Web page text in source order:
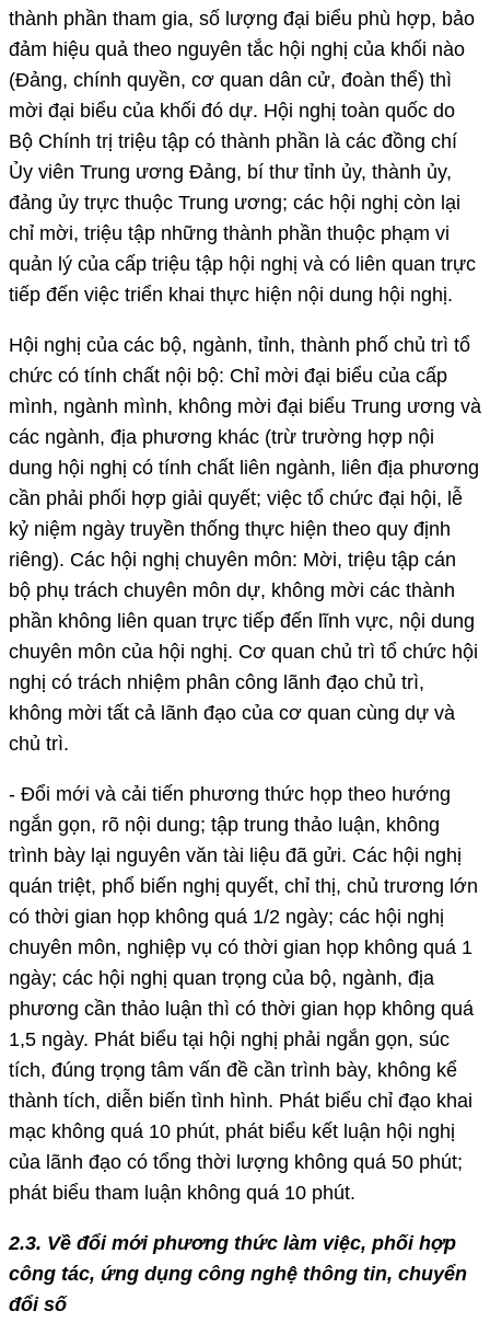
thành phần tham gia, số lượng đại biểu phù hợp, bảo
đảm hiệu quả theo nguyên tắc hội nghị của khối nào
(Đảng, chính quyền, cơ quan dân cử, đoàn thể) thì
mời đại biểu của khối đó dự. Hội nghị toàn quốc do
Bộ Chính trị triệu tập có thành phần là các đồng chí
Ủy viên Trung ương Đảng, bí thư tỉnh ủy, thành ủy,
đảng ủy trực thuộc Trung ương; các hội nghị còn lại
chỉ mời, triệu tập những thành phần thuộc phạm vi
quản lý của cấp triệu tập hội nghị và có liên quan trực
tiếp đến việc triển khai thực hiện nội dung hội nghị.
Hội nghị của các bộ, ngành, tỉnh, thành phố chủ trì tổ
chức có tính chất nội bộ: Chỉ mời đại biểu của cấp
mình, ngành mình, không mời đại biểu Trung ương và
các ngành, địa phương khác (trừ trường hợp nội
dung hội nghị có tính chất liên ngành, liên địa phương
cần phải phối hợp giải quyết; việc tổ chức đại hội, lễ
kỷ niệm ngày truyền thống thực hiện theo quy định
riêng). Các hội nghị chuyên môn: Mời, triệu tập cán
bộ phụ trách chuyên môn dự, không mời các thành
phần không liên quan trực tiếp đến lĩnh vực, nội dung
chuyên môn của hội nghị. Cơ quan chủ trì tổ chức hội
nghị có trách nhiệm phân công lãnh đạo chủ trì,
không mời tất cả lãnh đạo của cơ quan cùng dự và
chủ trì.
- Đổi mới và cải tiến phương thức họp theo hướng
ngắn gọn, rõ nội dung; tập trung thảo luận, không
trình bày lại nguyên văn tài liệu đã gửi. Các hội nghị
quán triệt, phổ biến nghị quyết, chỉ thị, chủ trương lớn
có thời gian họp không quá 1/2 ngày; các hội nghị
chuyên môn, nghiệp vụ có thời gian họp không quá 1
ngày; các hội nghị quan trọng của bộ, ngành, địa
phương cần thảo luận thì có thời gian họp không quá
1,5 ngày. Phát biểu tại hội nghị phải ngắn gọn, súc
tích, đúng trọng tâm vấn đề cần trình bày, không kể
thành tích, diễn biến tình hình. Phát biểu chỉ đạo khai
mạc không quá 10 phút, phát biểu kết luận hội nghị
của lãnh đạo có tổng thời lượng không quá 50 phút;
phát biểu tham luận không quá 10 phút.
2.3. Về đổi mới phương thức làm việc, phối hợp
công tác, ứng dụng công nghệ thông tin, chuyển
đổi số